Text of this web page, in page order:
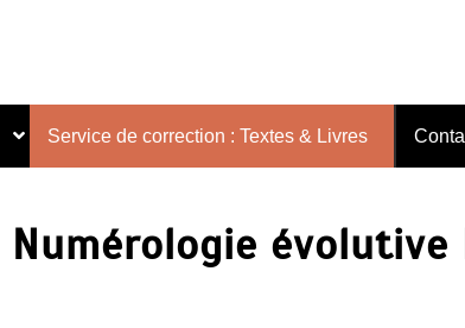
Service de correction : Textes & Livres
Numérologie